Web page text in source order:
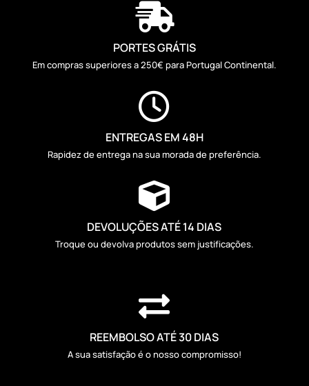

PORTES GRÁTIS
Em compras superiores a 250€ para Portugal Continental.

ENTREGAS EM 48H
Rapidez de entrega na sua morada de preferência.

DEVOLUÇÕES ATÉ 14 DIAS
Troque ou devolva produtos sem justificações.

REEMBOLSO ATÉ 30 DIAS
A sua satisfação é o nosso compromisso!